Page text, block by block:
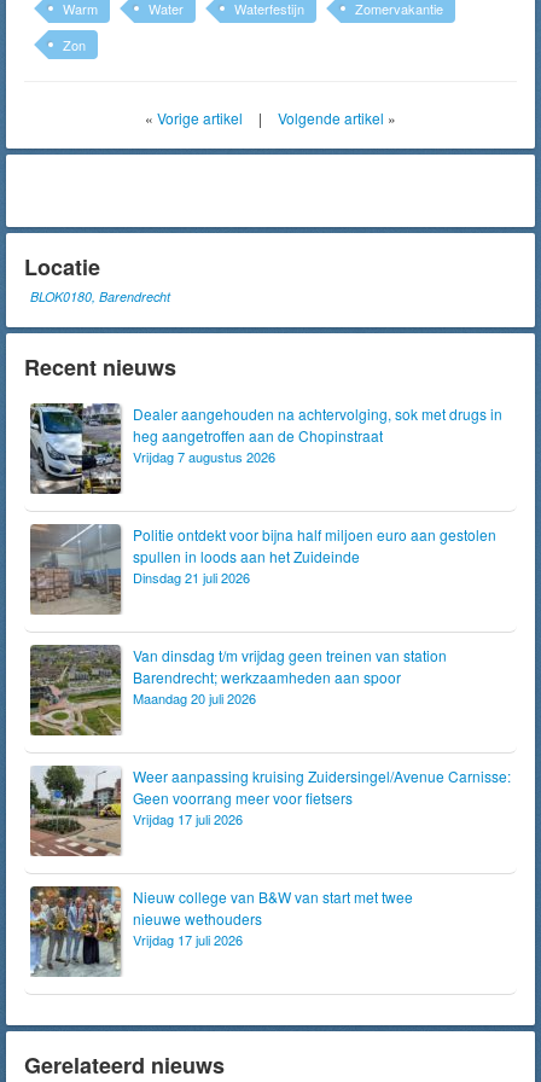
Warm
Water Waterfestijn
Zomervakantie
Zon
« Vorige artikel | Volgende artikel »
Locatie
BLOK0180, Barendrecht
Recent nieuws
Dealer aangehouden na achtervolging, sok met drugs in
heg aangetroffen aan de Chopinstraat
Vrijdag 7 augustus 2026
Politie ontdekt voor bijna half miljoen euro aan gestolen
spullen in loods aan het Zuideinde
Dinsdag 21 juli 2026
Van dinsdag t/m vrijdag geen treinen van station
Barendrecht; werkzaamheden aan spoor
Maandag 20 juli 2026
Weer aanpassing kruising Zuidersingel/Avenue Carnisse:
Geen voorrang meer voor fietsers
Vrijdag 17 juli 2026
Nieuw college van B&W van start met twee
nieuwe wethouders
Vrijdag 17 juli 2026
Gerelateerd nieuws